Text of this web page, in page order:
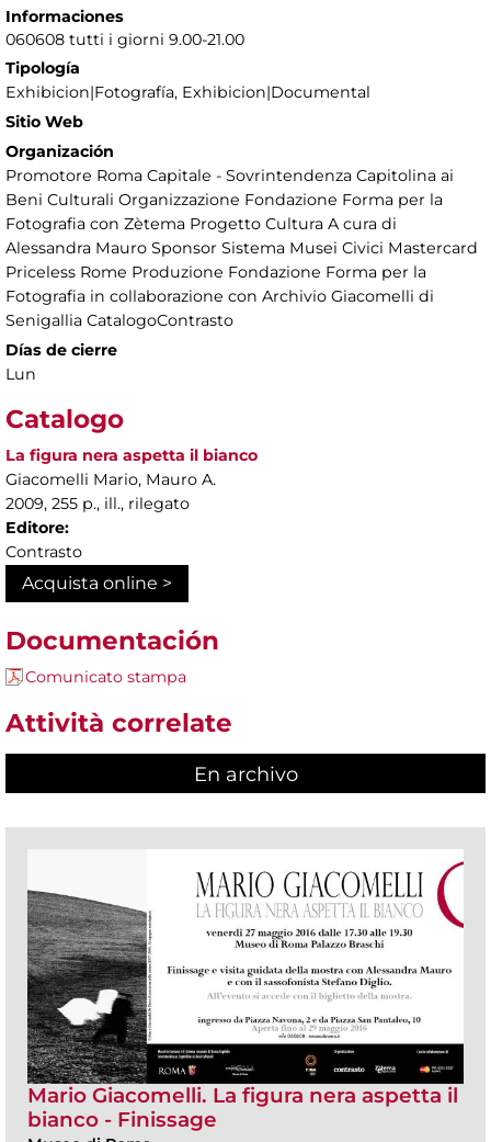
Informaciones
060608 tutti i giorni 9.00-21.00
Tipología
Exhibicion|Fotografía, Exhibicion|Documental
Sitio Web
Organización
Promotore Roma Capitale - Sovrintendenza Capitolina ai
Beni Culturali Organizzazione Fondazione Forma per la
Fotografia con Zètema Progetto Cultura A cura di
Alessandra Mauro Sponsor Sistema Musei Civici Mastercard
Priceless Rome Produzione Fondazione Forma per la
Fotografia in collaborazione con Archivio Giacomelli di
Senigallia CatalogoContrasto
Días de cierre
Lun
Catalogo
La figura nera aspetta il bianco
Giacomelli Mario, Mauro A.
2009, 255 p., ill., rilegato
Editore:
Contrasto
Acquista online >
Documentación
Comunicato stampa
Attività correlate
En archivo
Mario Giacomelli. La figura nera aspetta il
bianco - Finissage